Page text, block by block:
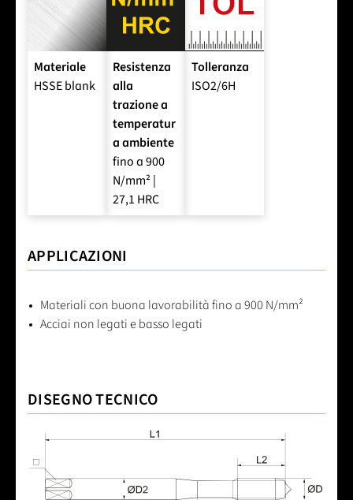
Materiale
HSSE blank
Resistenza
alla
trazione a
temperatur
a ambiente
fino a 900
N/mm² |
27,1 HRC
Tolleranza
ISO2/6H
APPLICAZIONI
Materiali con buona lavorabilità fino a 900 N/mm²
Acciai non legati e basso legati
DISEGNO TECNICO